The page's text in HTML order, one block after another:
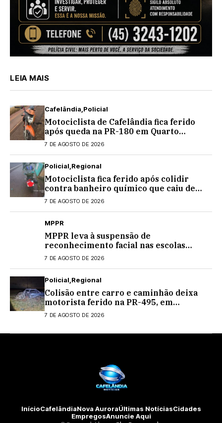
LEIA MAIS
Cafelândia Policial
Motociclista de Cafelândia fica ferido
após queda na PR-180 em Quarto
Centenário
7 DE AGOSTO DE 2026
Policial Regional
Motociclista fica ferido após colidir
contra banheiro químico que caiu de
caminhão na PRC-467, em Cascavel
7 DE AGOSTO DE 2026
MPPR
MPPR leva à suspensão de
reconhecimento facial nas escolas
estaduais
7 DE AGOSTO DE 2026
Policial Regional
Colisão entre carro e caminhão deixa
motorista ferido na PR-495, em
Medianeira
7 DE AGOSTO DE 2026
InícioCafelândiaNova AuroraÚltimas NotíciasCidades
EmpregosAnuncie Aqui